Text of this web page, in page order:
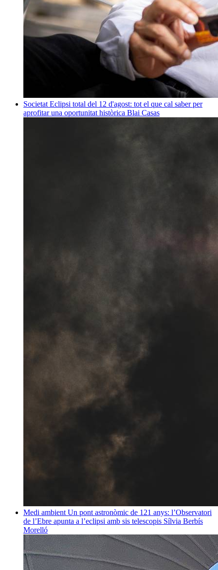
Societat Eclipsi total del 12 d'agost: tot el que cal saber per
aprofitar una oportunitat històrica Blai Casas
Medi ambient Un pont astronòmic de 121 anys: l’Observatori
de l’Ebre apunta a l’eclipsi amb sis telescopis Sílvia Berbís
Morelló